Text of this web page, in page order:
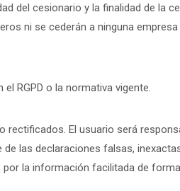
del cesionario y la finalidad de la
ni se cederán a ninguna empresa
RGPD o la normativa vigente.
El usuario será
las declaraciones falsas,
por la información facilitada de forma